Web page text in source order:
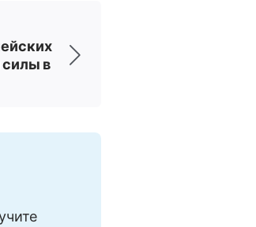
на
свяжитесь
силы в